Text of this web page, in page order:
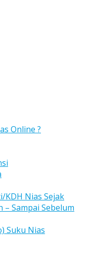
Online ?
KDH Nias Sejak
– Sampai Sebelum
Suku Nias